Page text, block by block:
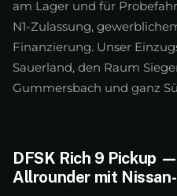
am Lager und für
N1-Zulassung,
Finanzierung. Unser
Sauerland, den Raum
Gummersbach und ganz
DFSK Rich 9 Pickup
Allrounder mit